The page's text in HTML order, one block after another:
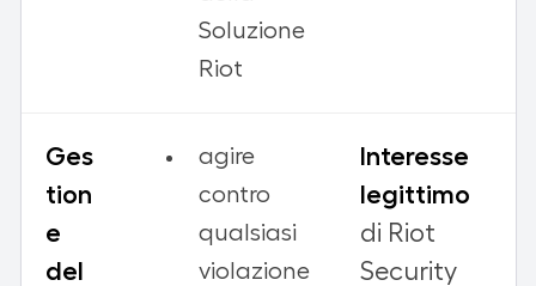
Soluzione
Riot
Ges
tion
e
del
agire
contro
qualsiasi
violazione
Interesse
legittimo
di Riot
Security